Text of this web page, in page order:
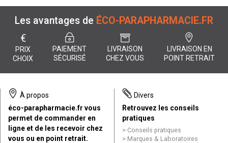
Les avantages de ÉCO-PARAPHARMACIE.FR
€
PRIX
CHOIX
PAIEMENT
SÉCURISÉ
LIVRAISON
CHEZ VOUS
LIVRAISON EN
POINT RETRAIT
À propos
éco-parapharmacie.fr vous
permet de commander en
ligne et de les recevoir chez
vous ou en point retrait.
Divers
Retrouvez les conseils
pratiques
Conseils pratiques
Marques & Laboratoires